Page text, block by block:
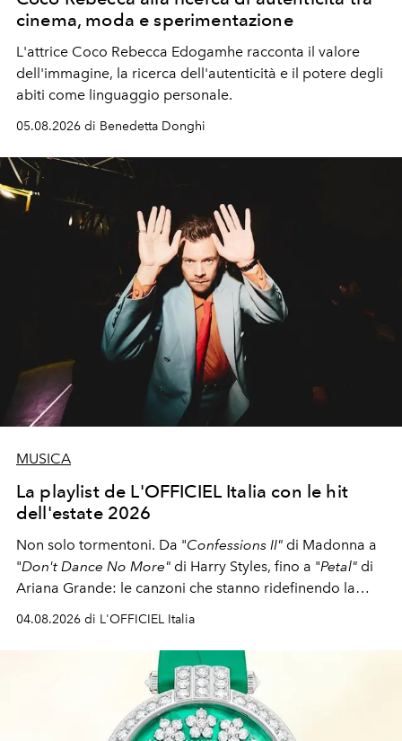
cinema, moda e sperimentazione
L'attrice Coco Rebecca Edogamhe racconta il valore
dell'immagine, la ricerca dell'autenticità e il potere degli
abiti come linguaggio personale.
05.08.2026 di Benedetta Donghi
MUSICA
La playlist de L'OFFICIEL Italia con le hit
dell'estate 2026
Non solo tormentoni. Da "Confessions II" di Madonna a
"Don't Dance No More" di Harry Styles, fino a "Petal" di
Ariana Grande: le canzoni che stanno ridefinendo la
04.08.2026 di L'OFFICIEL Italia